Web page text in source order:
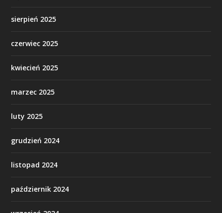
sierpień 2025
czerwiec 2025
kwiecień 2025
marzec 2025
luty 2025
grudzień 2024
listopad 2024
październik 2024